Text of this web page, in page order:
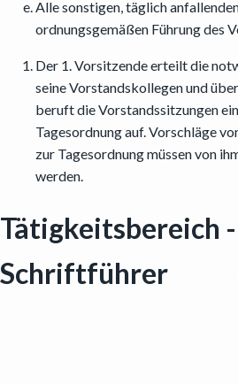
Alle sonstigen, täglich
ordnungsgemäßen Führung des
Der 1. Vorsitzende erteilt die
seine Vorstandskollegen und
beruft die Vorstandssitzungen
Tagesordnung auf. Vorschläge
zur Tagesordnung müssen von
werden.
Tätigkeitsbereich -
Schriftführer